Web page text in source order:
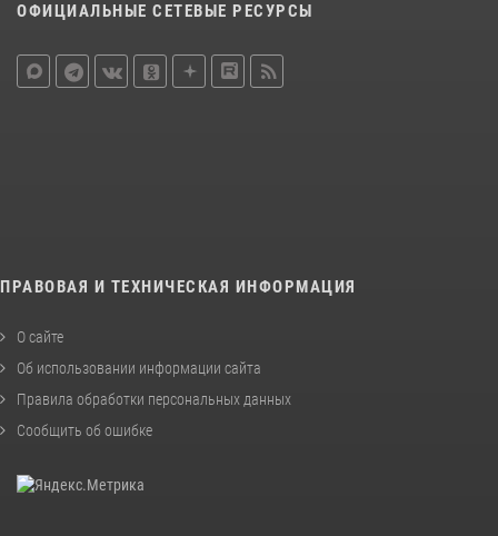
ОФИЦИАЛЬНЫЕ СЕТЕВЫЕ РЕСУРСЫ
ПРАВОВАЯ И ТЕХНИЧЕСКАЯ ИНФОРМАЦИЯ
О сайте
Об использовании информации сайта
Правила обработки персональных данных
Сообщить об ошибке